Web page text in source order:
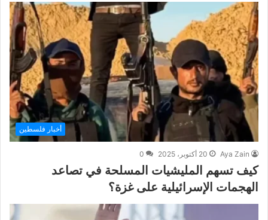
أخبار فلسطين
Aya Zain 20 أكتوبر، 2025 0
كيف تسهم المليشيات المسلحة في تصاعد
الهجمات الإسرائيلية على غزة؟